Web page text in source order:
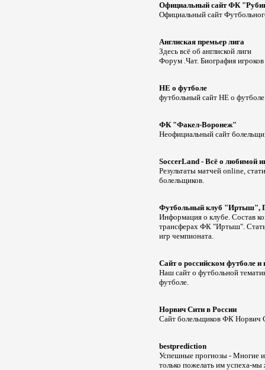
Официальный сайт ФК
Официальный сайт
Англиская премьер лига
Здесь всё об англиской лиги
Форум .Чат. Биография
НЕ о футболе
футбольный сайт НЕ о
ФК "Факел-Воронеж"
Неофициальный сайт
SoccerLand - Всё о любимой
Результаты матчей online,
болельщиков.
Футбольный клуб "Иртыш",
Информация о клубе. Состав
трансферах ФК "Иртыш".
игр чемпионата.
Сайт о российском футболе и
Наш сайт о футбольной
футболе.
Норвич Сити в России
Сайт болельщиков ФК Норвич
bestprediction
Успешные прогнозы - Многие
только пожелать им успеха-